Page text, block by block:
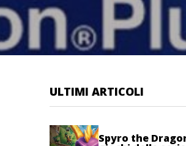
ULTIMI ARTICOLI
Spyro the